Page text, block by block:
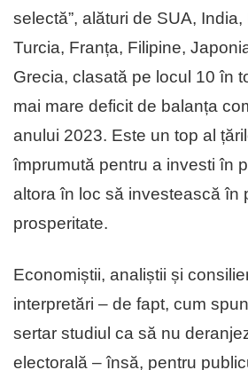
selectă”, alături de SUA,
Turcia, Franța, Filipine,
Grecia, clasată pe locul 10 în
mai mare deficit de balanța
anului 2023. Este un top al
împrumută pentru a investi în
altora în loc să investească în
prosperitate.
Economiștii, analiștii și
interpretări – de fapt, cum
sertar studiul ca să nu
electorală – însă, pentru